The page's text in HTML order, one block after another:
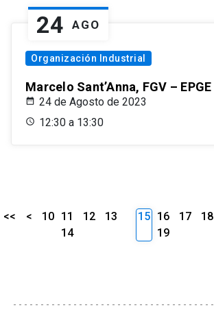
24 AGO
Organización Industrial
Marcelo Sant’Anna, FGV – EPGE
24 de Agosto de 2023
12:30 a 13:30
<< < 10 11 12
13
14
15 16 17
18
19